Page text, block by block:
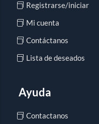
Registrarse/iniciar
Mi cuenta
Contáctanos
Lista de deseados
Ayuda
Contactanos